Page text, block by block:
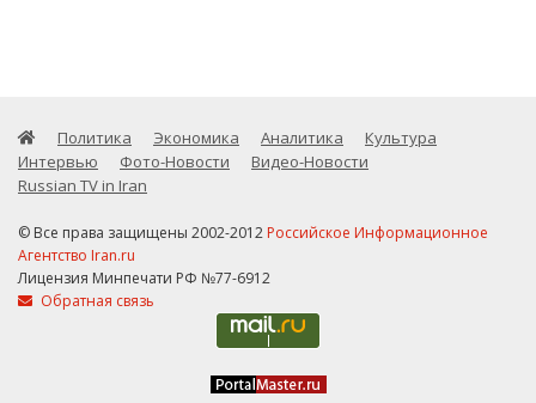
Политика Экономика Аналитика
Культура
Интервью
Фото-Новости
Видео-Новости
Russian TV in Iran
© Все права защищены 2002-2012 Российское Информационное
Агентство Iran.ru
Лицензия Минпечати РФ №77-6912
Обратная связь